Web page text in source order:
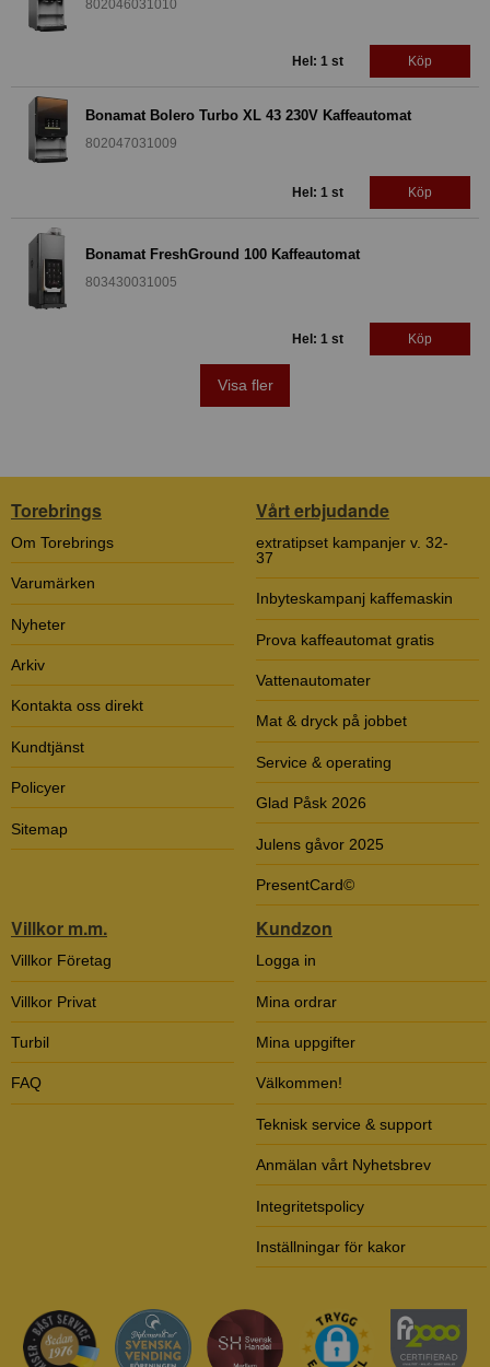
802046031010
Hel: 1 st Köp
Bonamat Bolero Turbo XL 43 230V Kaffeautomat
802047031009
Hel: 1 st Köp
Bonamat FreshGround 100 Kaffeautomat
803430031005
Hel: 1 st Köp
Visa fler
Torebrings
Om Torebrings
Varumärken
Nyheter
Arkiv
Kontakta oss direkt
Kundtjänst
Policyer
Sitemap
Vårt erbjudande
extratipset kampanjer v. 32-
37
Inbyteskampanj kaffemaskin
Prova kaffeautomat gratis
Vattenautomater
Mat & dryck på jobbet
Service & operating
Glad Påsk 2026
Julens gåvor 2025
PresentCard©
Villkor m.m.
Villkor Företag
Villkor Privat
Turbil
FAQ
Kundzon
Logga in
Mina ordrar
Mina uppgifter
Välkommen!
Teknisk service & support
Anmälan vårt Nyhetsbrev
Integritetspolicy
Inställningar för kakor